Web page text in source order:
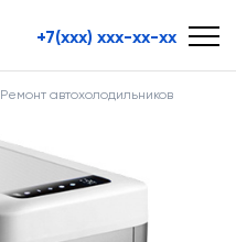
+7(xxx) xxx-xx-xx
Ремонт автохолодильников